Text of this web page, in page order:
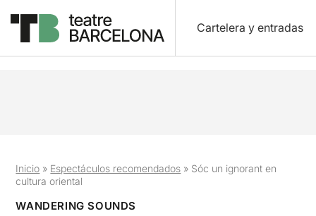
Cartelera y entradas
Inicio » Espectáculos recomendados » Sóc un ignorant en
cultura oriental
WANDERING SOUNDS